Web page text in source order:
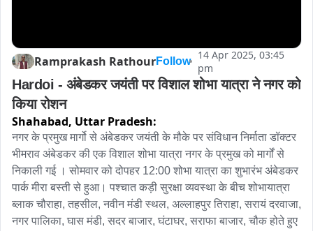
Ramprakash RathourFollow
14 Apr 2025, 03:45
pm
Hardoi - अंबेडकर जयंती पर विशाल शोभा यात्रा ने नगर को
किया रोशन
Shahabad, Uttar Pradesh:
नगर के प्रमुख मार्गो से अंबेडकर जयंती के मौके पर संविधान निर्माता डॉक्टर
भीमराव अंबेडकर की एक विशाल शोभा यात्रा नगर के प्रमुख को मार्गों से
निकाली गई । सोमवार को दोपहर 12:00 शोभा यात्रा का शुभारंभ अंबेडकर
पार्क मीरा बस्ती से हुआ। पश्चात कड़ी सुरक्षा व्यवस्था के बीच शोभायात्रा
ब्लाक चौराहा, तहसील, नवीन मंडी स्थल, अल्लाहपुर तिराहा, सरायं दरवाजा,
नगर पालिका, घास मंडी, सदर बाजार, घंटाघर, सराफा बाजार, चौक होते हुए